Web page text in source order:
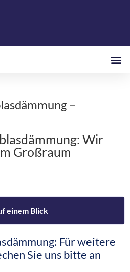
–
Wir
Großraum
einem Blick
Für weitere
Sie uns bitte an